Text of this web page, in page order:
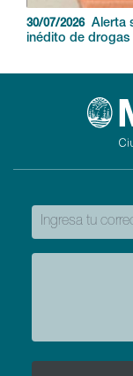
30/07/2026
Alerta
inédito de drogas